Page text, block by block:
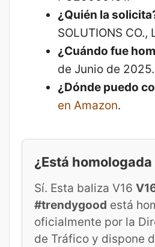
¿Quién la
SOLUTIONS CO.,
¿Cuándo fue
de Junio de 2025.
¿Dónde puedo
en Amazon.
¿Está homologada
Sí. Esta baliza V16
#trendygood está
oficialmente por la
de Tráfico y dispone